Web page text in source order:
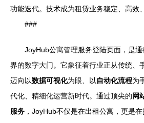
功能迭代。技术成为租赁业务稳定、高效
###
JoyHub公寓管理服务登陆页面，是
界的数字大门。它象征着行业正从传统、
迈向以数据可视化为眼、以 自动化流程为
代化、精细化运营新时代。通过顶尖的网
服务 ，JoyHub不仅是在出租公寓，更是